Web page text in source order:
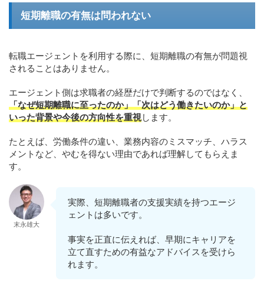
短期離職の有無は問われない
転職エージェントを利用する際に、短期離職の有無が問題視
されることはありません。
エージェント側は求職者の経歴だけで判断するのではなく、
「なぜ短期離職に至ったのか」「次はどう働きたいのか」と
いった背景や今後の方向性を重視します。
たとえば、労働条件の違い、業務内容のミスマッチ、ハラス
メントなど、やむを得ない理由であれば理解してもらえま
す。
末永雄大
実際、短期離職者の支援実績を持つエージ
ェントは多いです。
事実を正直に伝えれば、早期にキャリアを
立て直すための有益なアドバイスを受けら
れます。